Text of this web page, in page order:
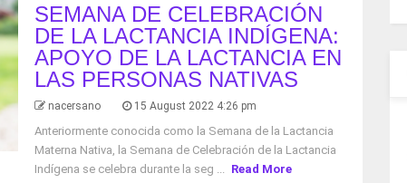
SEMANA DE CELEBRACIÓN
DE LA LACTANCIA INDÍGENA:
APOYO DE LA LACTANCIA EN
LAS PERSONAS NATIVAS
nacersano 15 August 2022 4:26 pm
Anteriormente conocida como la Semana de la Lactancia
Materna Nativa, la Semana de Celebración de la Lactancia
Indígena se celebra durante la seg ...
Read More